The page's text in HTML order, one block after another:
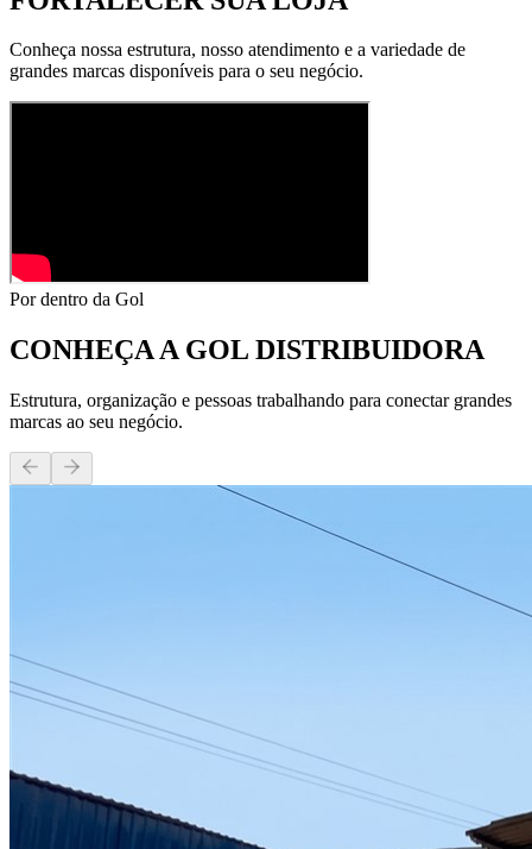
Conheça nossa estrutura, nosso atendimento e a variedade de
grandes marcas disponíveis para o seu negócio.
Por dentro da Gol
CONHEÇA AGOL DISTRIBUIDORA
Estrutura, organização e pessoas trabalhando para conectar grandes
marcas ao seu negócio.